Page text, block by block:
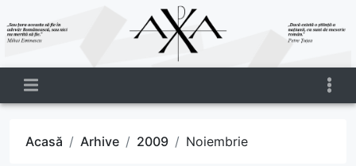
Acasă Arhive 2009 Noiembrie